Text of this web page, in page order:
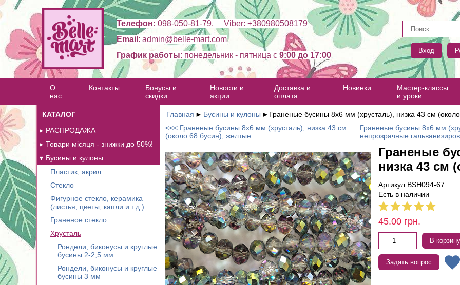
Телефон: 098-050-81-79. Viber: +380980508179
Email : admin@belle-mart.com
График работы: понедельник - пятница c 9:00 до 17:00
Вход
О
нас
Контакты
Бонусы и
скидки
Новости и
акции
Доставка и
оплата
Новинки
Мастер-классы
и уроки
КАТАЛОГ
РАСПРОДАЖА
Товари місяця - знижки до 50%!
Бусины и кулоны
Пластик, акрил
Стекло
Фигурное стекло, керамика
(листья, цветы, капли и т.д.)
Граненое стекло
Хрусталь
Рондели, биконусы и круглые
бусины 2-2,5 мм
Рондели, биконусы и круглые
бусины 3 мм
Главная ► Бусины и кулоны ► Граненые бусины 8х6 мм (хрусталь), низка 43 см
<<< Граненые бусины 8х6 мм (хрусталь), низка 43 см
(около 68 бусин), желтые
Граненые бусины 8х6 мм
непрозрачные
Граненые
низка 43 см
Артикул BSH094-67
Есть в наличии
45.00 грн.
В корзину
Задать вопрос